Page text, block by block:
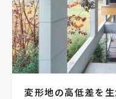
変形地の高低差を